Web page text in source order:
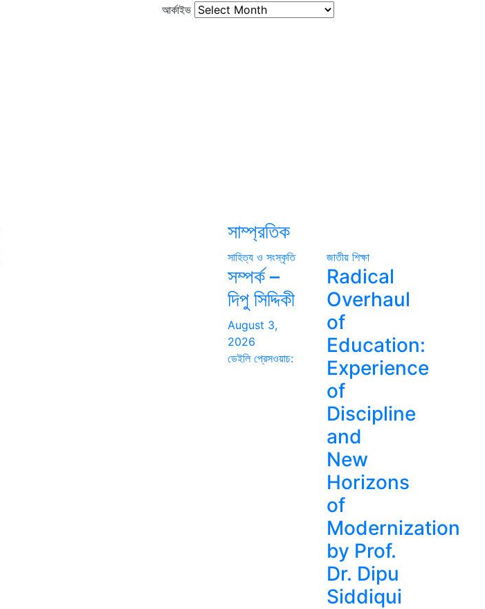
আর্কাইভ
সাম্প্রতিক
সাহিত্য ও সংস্কৃতি
সম্পর্ক –
দিপু সিদ্দিকী
August 3,
2026
ডেইলি প্রেসওয়াচ:
জাতীয় শিক্ষা
Radical
Overhaul
of
Education:
Experience
of
Discipline
and
New
Horizons
of
Modernization
by Prof.
Dr. Dipu
Siddiqui